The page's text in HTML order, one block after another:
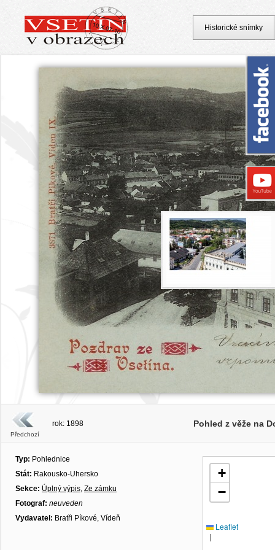
Předchozí
rok: 1898 Pohled z věže na
Typ: Pohlednice
Stát: Rakousko-Uhersko
Sekce: Úplný výpis, Ze zámku
Fotograf: neuveden
Vydavatel: Bratři Píkové, Vídeň
+
−
Leaflet
|
Historické snímky